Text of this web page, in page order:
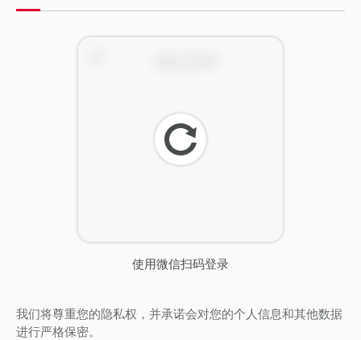
使用微信扫码登录
刷
新
我们将尊重您的隐私权，并承诺会对您的个人信息和其他数据
进行严格保密。